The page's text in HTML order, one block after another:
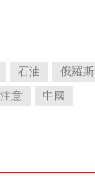
石油 俄羅斯
意 中國